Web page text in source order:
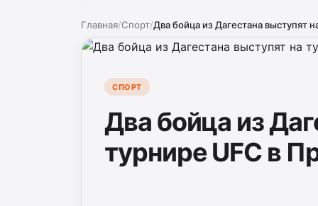
Главная/Спорт/Два бойца из Дагестана выступят
СПОРТ
Два бойца из
турнире UFС в